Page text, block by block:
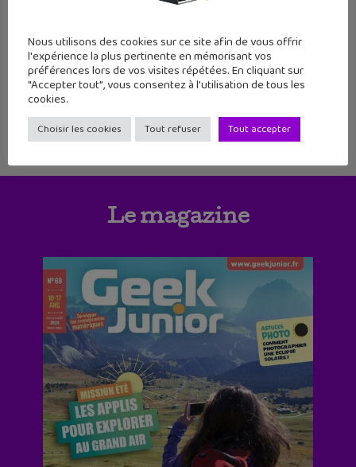
14 15 16 17 18 19
Le magazine
Nous utilisons des cookies sur ce site afin de vous offrir
l'expérience la plus pertinente en mémorisant vos
préférences lors de vos visites répétées. En cliquant sur
"Accepter tout", vous consentez à l'utilisation de tous les
cookies.
Choisir les cookies Tout refuser Tout accepter